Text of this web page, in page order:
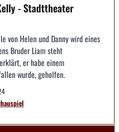
- Stadttheater
von Helen und Danny wird eines
Bruder Liam steht
er habe einem
wurde, geholfen.